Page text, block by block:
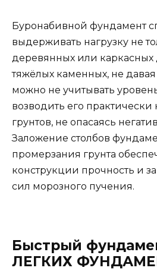
Буронабивной фундамент
выдерживать нагрузку не
деревянных или каркасных
тяжёлых каменных, не
можно не учитывать
возводить его практически
грунтов, не опасаясь
Заложение столбов
промерзания грунта
конструкции прочность и
сил морозного пучения.
Быстрый
ЛЕГКИХ